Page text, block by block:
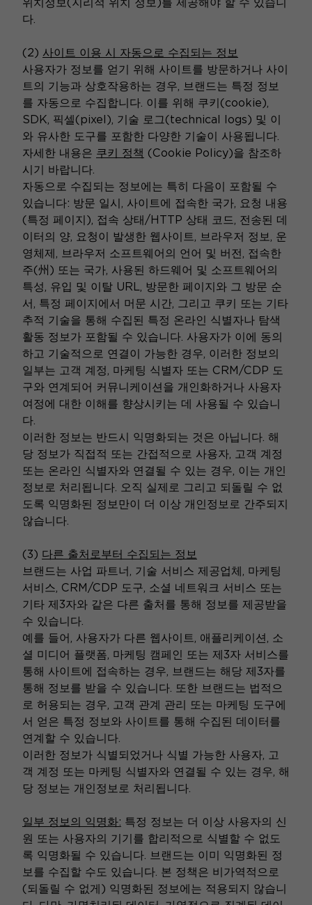
다.
(2) 사이트 이용 시 자동으로 수집되는 정보
사용자가 정보를 얻기 위해 사이트를 방문하거나 사이
트의 기능과 상호작용하는 경우, 브랜드는 특정 정보
를 자동으로 수집합니다. 이를 위해 쿠키(cookie),
SDK, 픽셀(pixel), 기술 로그(technical logs) 및 이
와 유사한 도구를 포함한 다양한 기술이 사용됩니다.
자세한 내용은 쿠키 정책 (Cookie Policy)을 참조하
시기 바랍니다.
자동으로 수집되는 정보에는 특히 다음이 포함될 수
있습니다: 방문 일시, 사이트에 접속한 국가, 요청 내용
(특정 페이지), 접속 상태/HTTP 상태 코드, 전송된 데
이터의 양, 요청이 발생한 웹사이트, 브라우저 정보, 운
영체제, 브라우저 소프트웨어의 언어 및 버전, 접속한
주(州) 또는 국가, 사용된 하드웨어 및 소프트웨어의
특성, 유입 및 이탈 URL, 방문한 페이지와 그 방문 순
서, 특정 페이지에서 머문 시간, 그리고 쿠키 또는 기타
추적 기술을 통해 수집된 특정 온라인 식별자나 탐색
활동 정보가 포함될 수 있습니다. 사용자가 이에 동의
하고 기술적으로 연결이 가능한 경우, 이러한 정보의
일부는 고객 계정, 마케팅 식별자 또는 CRM/CDP 도
구와 연계되어 커뮤니케이션을 개인화하거나 사용자
여정에 대한 이해를 향상시키는 데 사용될 수 있습니
다.
이러한 정보는 반드시 익명화되는 것은 아닙니다. 해
당 정보가 직접적 또는 간접적으로 사용자, 고객 계정
또는 온라인 식별자와 연결될 수 있는 경우, 이는 개인
정보로 처리됩니다. 오직 실제로 그리고 되돌릴 수 없
도록 익명화된 정보만이 더 이상 개인정보로 간주되지
않습니다.
(3) 다른 출처로부터 수집되는 정보
브랜드는 사업 파트너, 기술 서비스 제공업체, 마케팅
서비스, CRM/CDP 도구, 소셜 네트워크 서비스 또는
기타 제3자와 같은 다른 출처를 통해 정보를 제공받을
수 있습니다.
예를 들어, 사용자가 다른 웹사이트, 애플리케이션, 소
셜 미디어 플랫폼, 마케팅 캠페인 또는 제3자 서비스를
통해 사이트에 접속하는 경우, 브랜드는 해당 제3자를
통해 정보를 받을 수 있습니다. 또한 브랜드는 법적으
로 허용되는 경우, 고객 관계 관리 또는 마케팅 도구에
서 얻은 특정 정보와 사이트를 통해 수집된 데이터를
연계할 수 있습니다.
이러한 정보가 식별되었거나 식별 가능한 사용자, 고
객 계정 또는 마케팅 식별자와 연결될 수 있는 경우, 해
당 정보는 개인정보로 처리됩니다.
일부 정보의 익명화: 특정 정보는 더 이상 사용자의 신
원 또는 사용자의 기기를 합리적으로 식별할 수 없도
록 익명화될 수 있습니다. 브랜드는 이미 익명화된 정
보를 수집할 수도 있습니다. 본 정책은 비가역적으로
(되돌릴 수 없게) 익명화된 정보에는 적용되지 않습니